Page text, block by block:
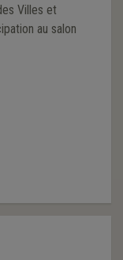
Villes et
au salon